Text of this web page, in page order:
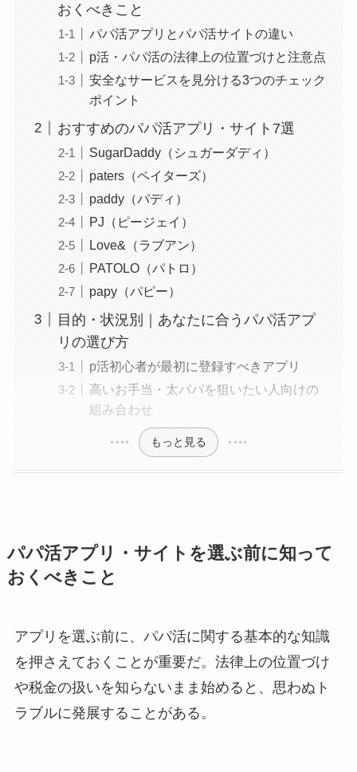
おくべきこと
パパ活アプリとパパ活サイトの違い
p活・パパ活の法律上の位置づけと注意点
安全なサービスを見分ける3つのチェック
ポイント
おすすめのパパ活アプリ・サイト7選
SugarDaddy（シュガーダディ）
paters（ペイターズ）
paddy（パディ）
PJ（ピージェイ）
Love&（ラブアン）
PATOLO（パトロ）
papy（パピー）
目的・状況別｜あなたに合うパパ活アプ
リの選び方
p活初心者が最初に登録すべきアプリ
高いお手当・太パパを狙いたい人向けの
組み合わせ
もっと見る
パパ活アプリ・サイトを選ぶ前に知って
おくべきこと
アプリを選ぶ前に、パパ活に関する基本的な知識
を押さえておくことが重要だ。法律上の位置づけ
や税金の扱いを知らないまま始めると、思わぬト
ラブルに発展することがある。